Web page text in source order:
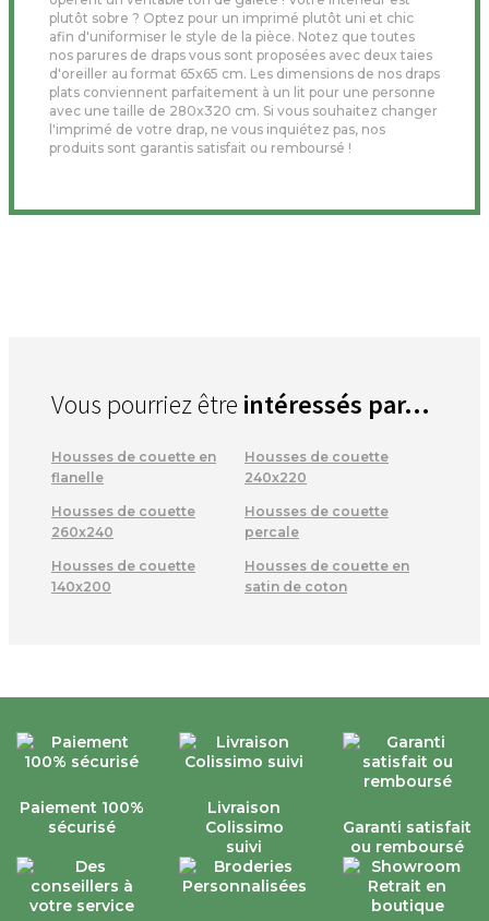
plutôt sobre ? Optez pour un imprimé plutôt uni et chic
afin d'uniformiser le style de la pièce. Notez que toutes
nos parures de draps vous sont proposées avec deux taies
d'oreiller au format 65x65 cm. Les dimensions de nos draps
plats conviennent parfaitement à un lit pour une personne
avec une taille de 280x320 cm. Si vous souhaitez changer
l'imprimé de votre drap, ne vous inquiétez pas, nos
produits sont garantis satisfait ou remboursé !
Vous pourriez être intéressés par...
Housses de couette en
flanelle
Housses de couette
240x220
Housses de couette
260x240
Housses de couette
percale
Housses de couette
140x200
Housses de couette en
satin de coton
Paiement 100%
sécurisé
Livraison
Colissimo
suivi
Garanti satisfait
ou remboursé